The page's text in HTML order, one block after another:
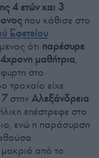
4 ετών και 3
που κάθισε στο
Εφετείου
ότι παρέσυρε
μαθήτρια,
στο
είχε
στηνΑλεξάνδρεια
επέστρεφε στο
ενώ η παράσυρση
από το